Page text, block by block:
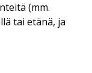
(mm.
tai etänä, ja